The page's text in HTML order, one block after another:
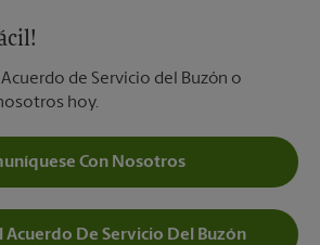
de Servicio del Buzón o
hoy.
Con Nosotros
Acuerdo De Servicio Del Buzón